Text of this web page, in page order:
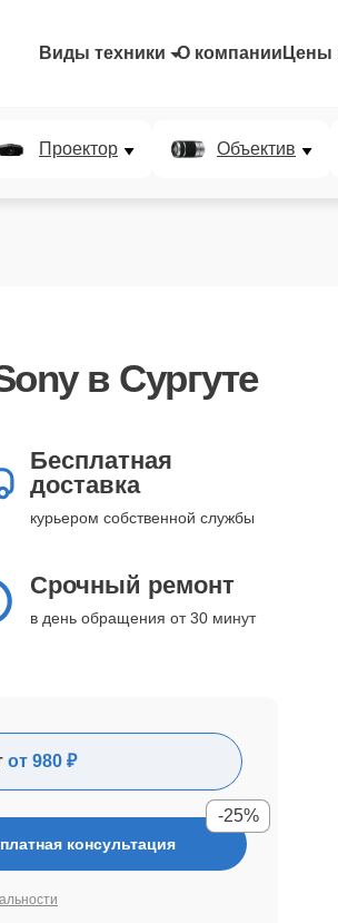
Виды техники О компании Цены
Проектор Объектив
в Сургуте
Бесплатная
доставка
курьером собственной службы
Срочный ремонт
в день обращения от 30 минут
от 980 ₽
консультация
-25%